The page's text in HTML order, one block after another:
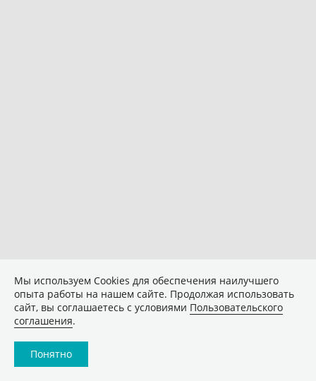
Мы используем Сookies для обеспечения наилучшего
опыта работы на нашем сайте. Продолжая использовать
сайт, вы соглашаетесь с условиями Пользовательского
соглашения.
Понятно